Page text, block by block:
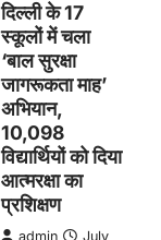
दिल्ली के 17
स्कूलों में चला
‘बाल सुरक्षा
जागरूकता माह’
अभियान,
10,098
विद्यार्थियों को दिया
आत्मरक्षा का
प्रशिक्षण
admin
July